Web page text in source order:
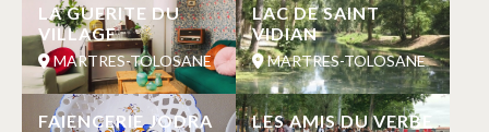
LA GUERITE DU
VILLAGE
MARTRES-TOLOSANE
LAC DE SAINT
VIDIAN
MARTRES-TOLOSANE
FAIENCERIE JODRA LES AMIS DU VERBE